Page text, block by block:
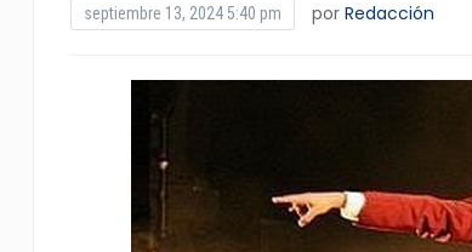
septiembre 13, 2024 5:40 pm por Redacción